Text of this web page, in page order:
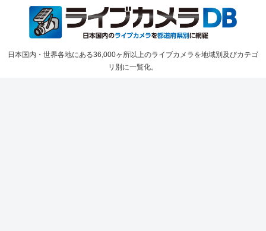
日本国内・世界各地にある36,000ヶ所以上のライブカメラを地域別及びカテゴ
リ別に一覧化。